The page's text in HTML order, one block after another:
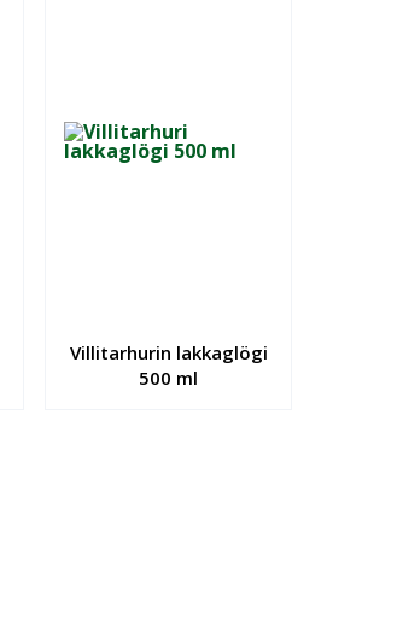
Villitarhurin lakkaglögi
500 ml